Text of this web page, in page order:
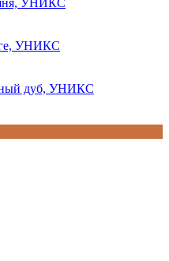
УНИКС
дуб, УНИКС